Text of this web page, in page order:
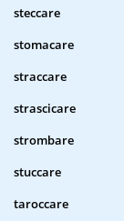
steccare
stomacare
straccare
strascicare
strombare
stuccare
taroccare